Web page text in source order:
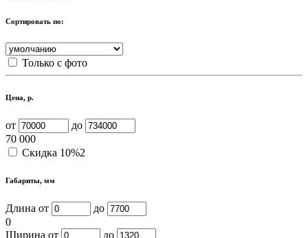
Сортировать по:
Только с фото
Цена, р.
от
до
70 000
Скидка 10%2
Габариты, мм
Длина от
до
0
Ширина от
до